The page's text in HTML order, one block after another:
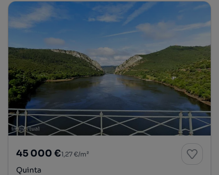
45 000 €1,27 €/m²
Quinta